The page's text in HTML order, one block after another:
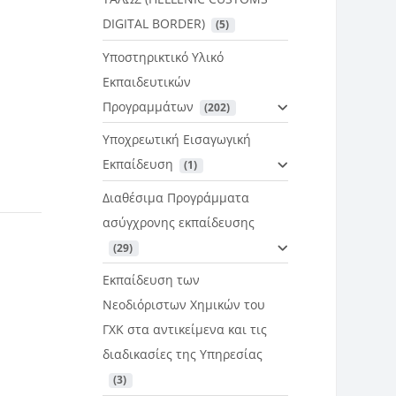
DIGITAL BORDER)
(5)
Υποστηρικτικό Υλικό
Εκπαιδευτικών
Προγραμμάτων
(202)
Υποχρεωτική Εισαγωγική
Εκπαίδευση
(1)
Διαθέσιμα Προγράμματα
ασύγχρονης εκπαίδευσης
(29)
Εκπαίδευση των
Νεοδιόριστων Χημικών του
ΓΧΚ στα αντικείμενα και τις
διαδικασίες της Υπηρεσίας
(3)